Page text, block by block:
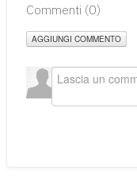
Commenti (0)
AGGIUNGI COMMENTO